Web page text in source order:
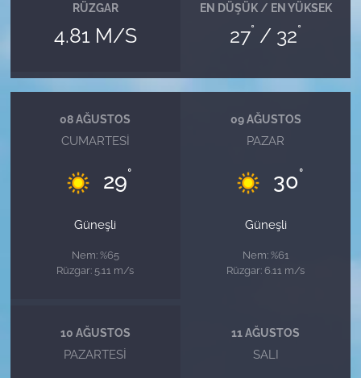
RÜZGAR
4.81 M/S
EN DÜŞÜK / EN YÜKSEK
27° / 32°
08 AĞUSTOS
CUMARTESI
29°
Güneşli
Nem: %65
Rüzgar: 5.11 m/s
09 AĞUSTOS
PAZAR
30°
Güneşli
Nem: %61
Rüzgar: 6.11 m/s
10 AĞUSTOS
PAZARTESI
11 AĞUSTOS
SALI